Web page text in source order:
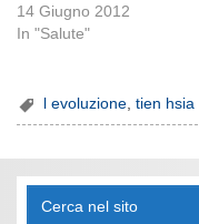
14 Giugno 2012
In "Salute"
l evoluzione ,tien hsia
Cerca nel sito